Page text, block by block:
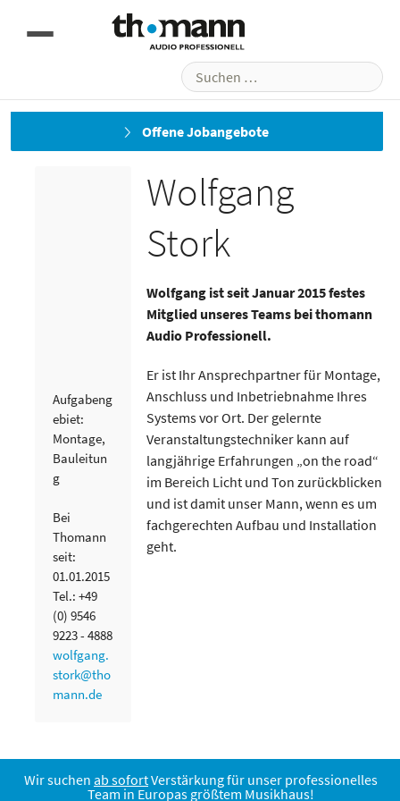
Offene Jobangebote
Thomas Hohberger
Wolfgang Stork
Wolfgang
Stork
Wolfgang ist seit Januar 2015 festes
Mitglied unseres Teams bei thomann
Audio Professionell.
Er ist Ihr Ansprechpartner für Montage,
Anschluss und Inbetriebnahme Ihres
Systems vor Ort. Der gelernte
Veranstaltungstechniker kann auf
langjährige Erfahrungen „on the road“
im Bereich Licht und Ton zurückblicken
und ist damit unser Mann, wenn es um
fachgerechten Aufbau und Installation
geht.
Aufgabeng
ebiet:
Montage,
Bauleitun
g
Bei
Thomann
seit:
01.01.2015
Tel.: +49
(0) 9546
9223 - 4888
wolfgang.
stork@tho
mann.de
Wir suchen ab sofortVerstärkung für unser professionelles
Team in Europas größtem Musikhaus!